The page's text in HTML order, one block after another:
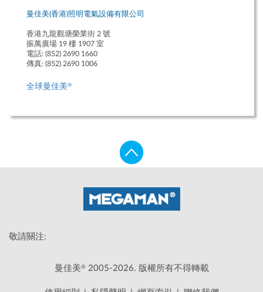
曼佳美(香港)照明電氣設備有限公司
香港九龍觀塘榮業街 2 號
振萬廣場 19 樓 1907 室
電話: (852) 2690 1660
傳真: (852) 2690 1006
全球曼佳美®
敬請關注:
曼佳美®2005-2026. 版權所有不得轉載